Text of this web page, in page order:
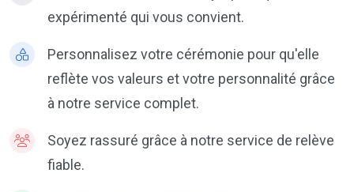
expérimenté qui vous convient.
Personnalisez votre cérémonie pour qu'elle
reflète vos valeurs et votre personnalité grâce
à notre service complet.
Soyez rassuré grâce à notre service de relève
fiable.